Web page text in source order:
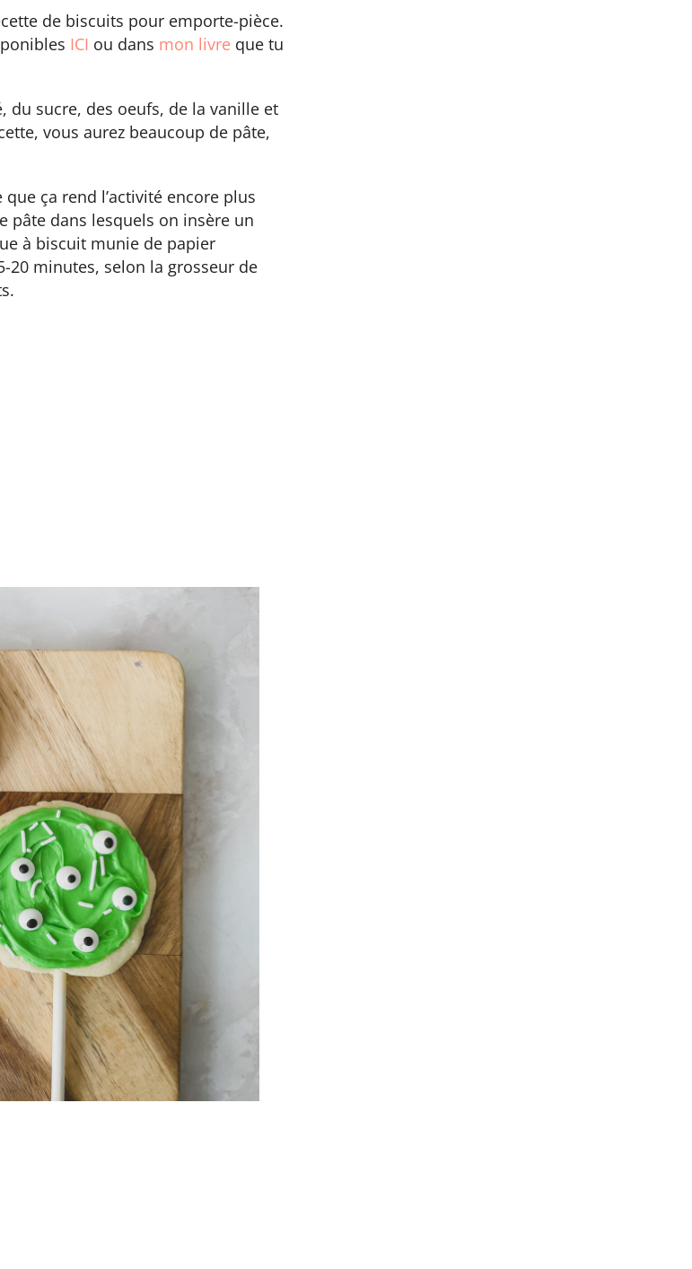
de biscuits pour emporte-pièce.
ICI ou dans mon livre que tu
du sucre, des oeufs, de la vanille et
vous aurez beaucoup de pâte,
ça rend l’activité encore plus
pâte dans lesquels on insère un
à biscuit munie de papier
20 minutes, selon la grosseur de